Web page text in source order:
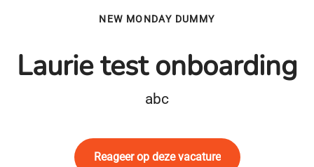
NEW MONDAY DUMMY
Laurie test onboarding
abc
Reageer op deze vacature